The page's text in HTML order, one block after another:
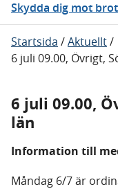
Skydda dig mot
Startsida /Aktuellt/
6 juli 09.00, Övrigt,
6 juli 09.00,
län
Information till
Måndag 6/7 är